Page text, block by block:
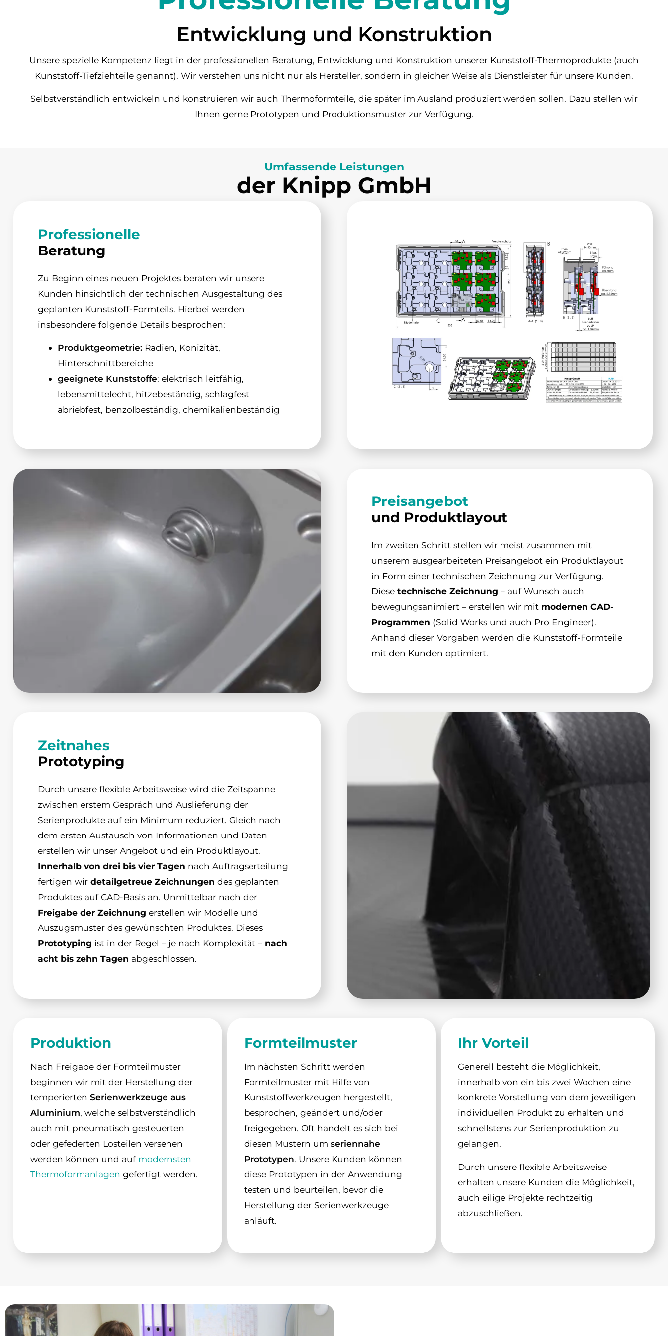
Entwicklung und Konstruktion
Unsere spezielle Kompetenz liegt in der professionellen Beratung, Entwicklung und Konstruktion unserer Kunststoff-Thermoprodukte (auch
Kunststoff-Tiefziehteile genannt). Wir verstehen uns nicht nur als Hersteller, sondern in gleicher Weise als Dienstleister für unsere Kunden.
Selbstverständlich entwickeln und konstruieren wir auch Thermoformteile, die später im Ausland produziert werden sollen. Dazu stellen wir
Ihnen gerne Prototypen und Produktionsmuster zur Verfügung.
Umfassende Leistungen
der Knipp GmbH
Professionelle
Beratung
Zu Beginn eines neuen Projektes beraten wir unsere
Kunden hinsichtlich der technischen Ausgestaltung des
geplanten Kunststoff-Formteils. Hierbei werden
insbesondere folgende Details besprochen:
Produktgeometrie: Radien, Konizität,
Hinterschnittbereiche
geeignete Kunststoffe: elektrisch leitfähig,
lebensmittelecht, hitzebeständig, schlagfest,
abriebfest, benzolbeständig, chemikalienbeständig
Preisangebot
und Produktlayout
Im zweiten Schritt stellen wir meist zusammen mit
unserem ausgearbeiteten Preisangebot ein Produktlayout
in Form einer technischen Zeichnung zur Verfügung.
Diese technische Zeichnung – auf Wunsch auch
bewegungsanimiert – erstellen wir mit modernen CAD-
Programmen (Solid Works und auch Pro Engineer).
Anhand dieser Vorgaben werden die Kunststoff-Formteile
mit den Kunden optimiert.
Zeitnahes
Prototyping
Durch unsere flexible Arbeitsweise wird die Zeitspanne
zwischen erstem Gespräch und Auslieferung der
Serienprodukte auf ein Minimum reduziert. Gleich nach
dem ersten Austausch von Informationen und Daten
erstellen wir unser Angebot und ein Produktlayout.
Innerhalb von drei bis vier Tagen nach Auftragserteilung
fertigen wirdetailgetreue Zeichnungen des geplanten
Produktes auf CAD-Basis an. Unmittelbar nach der
Freigabe der Zeichnungerstellen wir Modelle und
Auszugsmuster des gewünschten Produktes. Dieses
Prototyping ist in der Regel – je nach Komplexität – nach
acht bis zehn Tagen abgeschlossen.
Produktion
Nach Freigabe der Formteilmuster
beginnen wir mit der Herstellung der
temperiertenSerienwerkzeuge aus
Aluminium, welche selbstverständlich
auch mit pneumatisch gesteuerten
oder gefederten Losteilen versehen
werden können und auf modernsten
Thermoformanlagen gefertigt werden.
Formteilmuster
Im nächsten Schritt werden
Formteilmuster mit Hilfe von
Kunststoffwerkzeugen hergestellt,
besprochen, geändert und/oder
freigegeben. Oft handelt es sich bei
diesen Mustern umseriennahe
Prototypen. Unsere Kunden können
diese Prototypen in der Anwendung
testen und beurteilen, bevor die
Herstellung der Serienwerkzeuge
anläuft.
Ihr Vorteil
Generell besteht die Möglichkeit,
innerhalb von ein bis zwei Wochen eine
konkrete Vorstellung von dem jeweiligen
individuellen Produkt zu erhalten und
schnellstens zur Serienproduktion zu
gelangen.
Durch unsere flexible Arbeitsweise
erhalten unsere Kunden die Möglichkeit,
auch eilige Projekte rechtzeitig
abzuschließen.